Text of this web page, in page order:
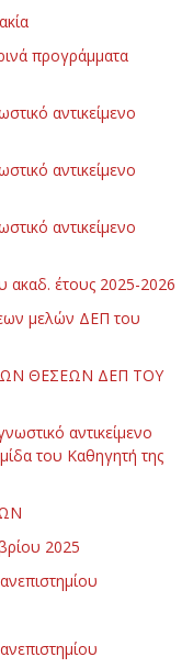
προγράμματα
αντικείμενο
αντικείμενο
αντικείμενο
ακαδ. έτους 2025-2026
μελών ΔΕΠ του
ΘΕΣΕΩΝ ΔΕΠ ΤΟΥ
αντικείμενο
του Καθηγητή της
2025